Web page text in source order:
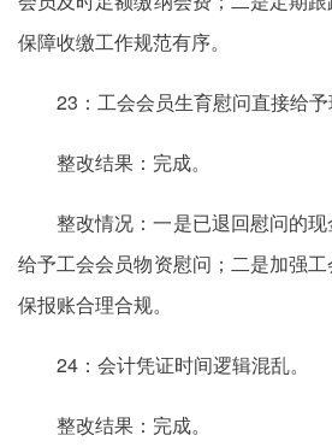
保障收缴工作规范有序。
23：工会会员生育慰问直接给予
整改结果：完成。
整改情况：一是已退回慰问的
给予工会会员物资慰问；二是加强
保报账合理合规。
24：会计凭证时间逻辑混乱。
整改结果：完成。